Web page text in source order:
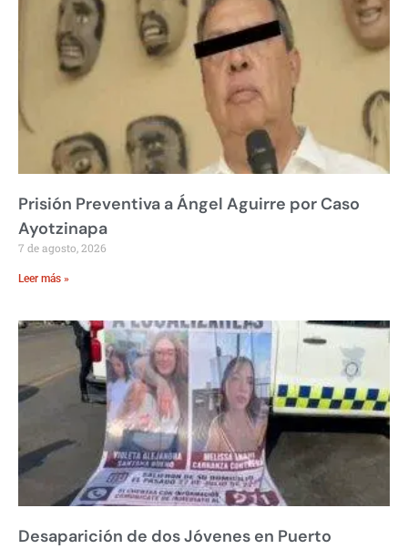
Prisión Preventiva a Ángel Aguirre por Caso
Ayotzinapa
7 de agosto, 2026
Leer más »
Desaparición de dos Jóvenes en Puerto